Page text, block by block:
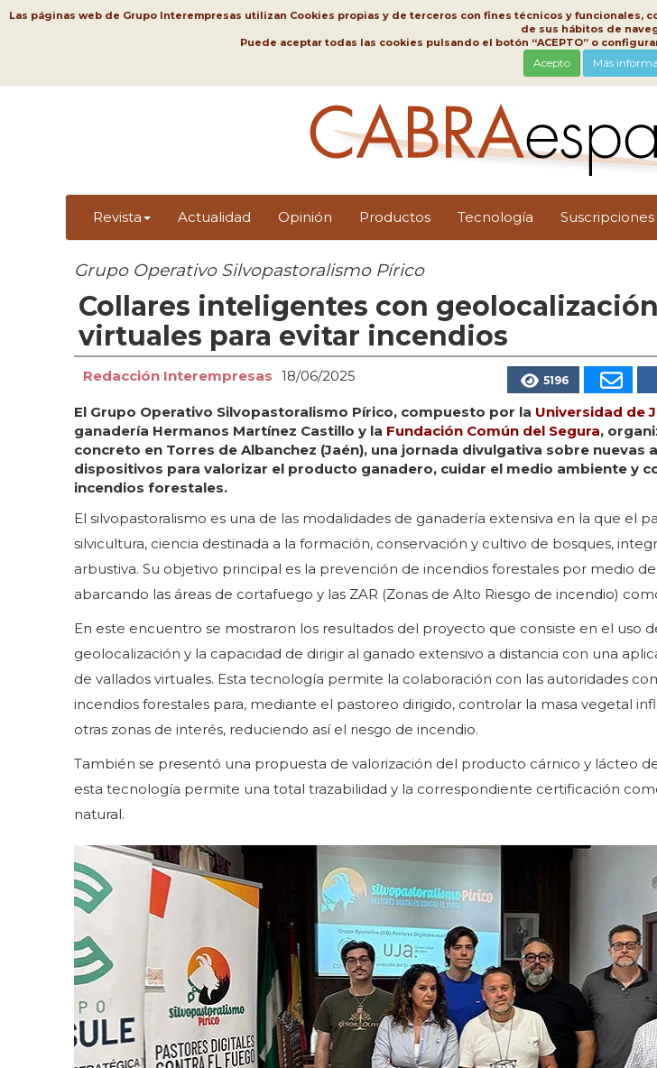
Las páginas web de Grupo Interempresas utilizan Cookies propias y de terceros con fines técnicos y
de sus hábitos de
Puede aceptar todas las cookies pulsando el botón “ACEPTO” o
Acepto Más
Revista Actualidad Opinión Productos Tecnología Suscripciones
Grupo Operativo Silvopastoralismo Pírico
Collares inteligentes con
virtuales para evitar incendios
Redacción Interempresas 18/06/2025 5196
El Grupo Operativo Silvopastoralismo Pírico, compuesto por la Universidad de
ganadería Hermanos Martínez Castillo y la Fundación Común del Segura,
concreto en Torres de Albanchez (Jaén), una jornada divulgativa sobre nuevas
dispositivos para valorizar el producto ganadero, cuidar el medio ambiente y
incendios forestales.
El silvopastoralismo es una de las modalidades de ganadería extensiva en la que el
silvicultura, ciencia destinada a la formación, conservación y cultivo de bosques,
arbustiva. Su objetivo principal es la prevención de incendios forestales por medio
abarcando las áreas de cortafuego y las ZAR (Zonas de Alto Riesgo de incendio)
En este encuentro se mostraron los resultados del proyecto que consiste en el uso
geolocalización y la capacidad de dirigir al ganado extensivo a distancia con una
de vallados virtuales. Esta tecnología permite la colaboración con las autoridades
incendios forestales para, mediante el pastoreo dirigido, controlar la masa vegetal
otras zonas de interés, reduciendo así el riesgo de incendio.
También se presentó una propuesta de valorización del producto cárnico y lácteo
esta tecnología permite una total trazabilidad y la correspondiente certificación
natural.